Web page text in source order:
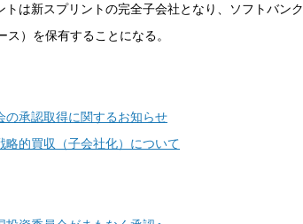
は新スプリントの完全子会社となり、ソフトバンク
）を保有することになる。
の承認取得に関するお知らせ
略的買収（子会社化）について